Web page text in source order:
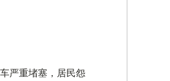
严重堵塞，居民怨